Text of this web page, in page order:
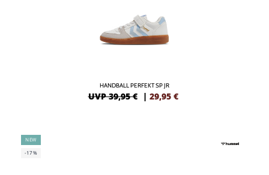
HANDBALL PERFEKT SP JR
UVP 39,95 € | 29,95 €
NEW
-17%